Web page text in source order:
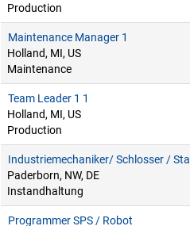
Production
Maintenance Manager 1
Holland, MI, US
Maintenance
Team Leader 1 1
Holland, MI, US
Production
Industriemechaniker/ Schlosser /
Paderborn, NW, DE
Instandhaltung
Programmer SPS / Robot